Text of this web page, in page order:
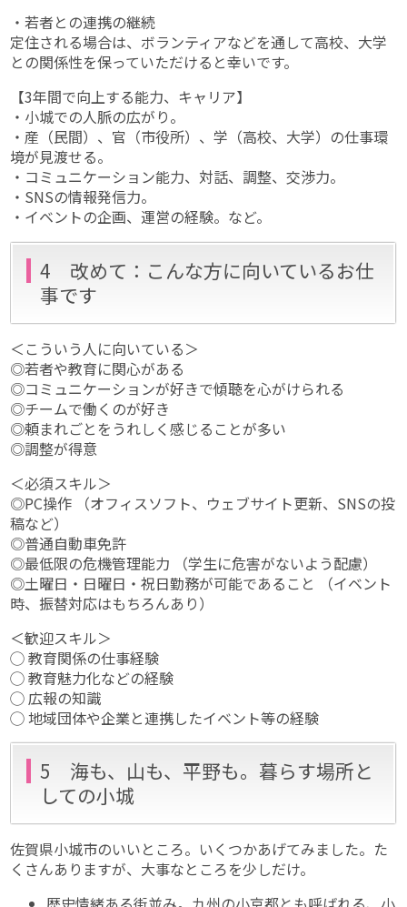
・若者との連携の継続
定住される場合は、ボランティアなどを通して高校、大学
との関係性を保っていただけると幸いです。
【3年間で向上する能力、キャリア】
・小城での人脈の広がり。
・産（民間）、官（市役所）、学（高校、大学）の仕事環
境が見渡せる。
・コミュニケーション能力、対話、調整、交渉力。
・SNSの情報発信力。
・イベントの企画、運営の経験。など。
4 改めて：こんな方に向いているお仕
事です
＜こういう人に向いている＞
◎若者や教育に関心がある
◎コミュニケーションが好きで傾聴を心がけられる
◎チームで働くのが好き
◎頼まれごとをうれしく感じることが多い
◎調整が得意
＜必須スキル＞
◎PC操作 （オフィスソフト、ウェブサイト更新、SNSの投
稿など）
◎普通自動車免許
◎最低限の危機管理能力 （学生に危害がないよう配慮）
◎土曜日・日曜日・祝日勤務が可能であること （イベント
時、振替対応はもちろんあり）
＜歓迎スキル＞
◯ 教育関係の仕事経験
◯ 教育魅力化などの経験
◯ 広報の知識
◯ 地域団体や企業と連携したイベント等の経験
5 海も、山も、平野も。暮らす場所と
しての小城
佐賀県小城市のいいところ。いくつかあげてみました。た
くさんありますが、大事なところを少しだけ。